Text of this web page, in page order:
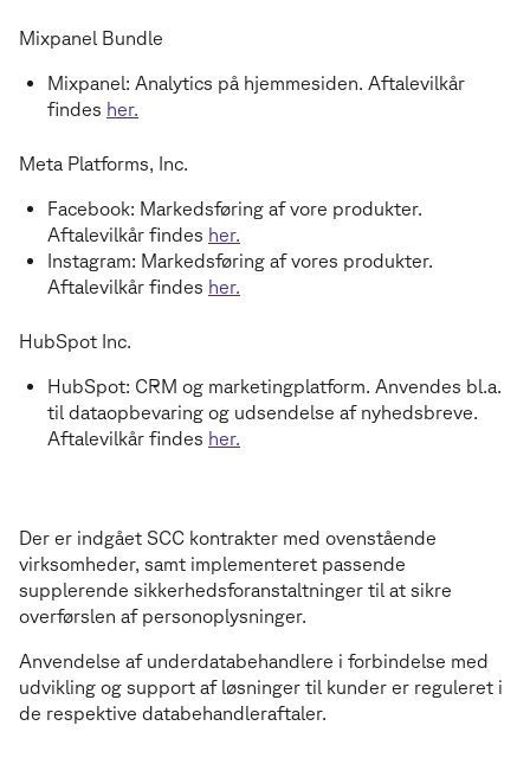
Mixpanel Bundle
Mixpanel: Analytics på hjemmesiden. Aftalevilkår
findes her.
Meta Platforms, Inc.
Facebook: Markedsføring af vore produkter.
Aftalevilkår findes her.
Instagram: Markedsføring af vores produkter.
Aftalevilkår findes her.
HubSpot Inc.
HubSpot: CRM og marketingplatform. Anvendes bl.a.
til dataopbevaring og udsendelse af nyhedsbreve.
Aftalevilkår findes her.
Der er indgået SCC kontrakter med ovenstående
virksomheder, samt implementeret passende
supplerende sikkerhedsforanstaltninger til at sikre
overførslen af personoplysninger.
Anvendelse af underdatabehandlere i forbindelse med
udvikling og support af løsninger til kunder er reguleret i
de respektive databehandleraftaler.